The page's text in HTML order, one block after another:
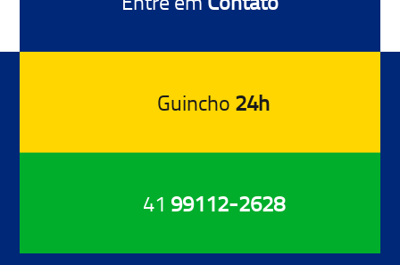
Guincho 24h
41 99112-2628